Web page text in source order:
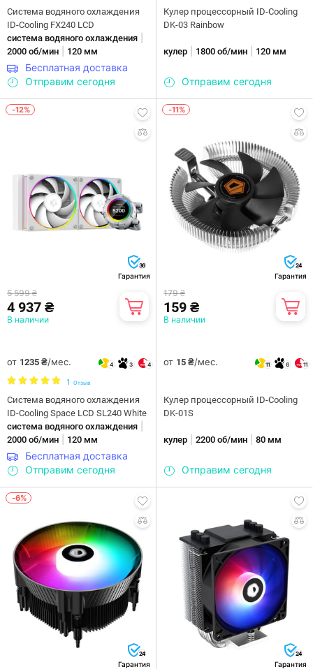
Система водяного охлаждения
ID-Cooling FX240 LCD
система водяного охлаждения
2000 об/мин 120 мм
Бесплатная доставка
Отправим сегодня
Кулер процессорный ID-Cooling
DK-03 Rainbow
кулер 1800 об/мин 120 мм
Отправим сегодня
-12%
36
Гарантия
5 599 ₴
4 937 ₴
В наличии
от 1235 ₴/мес. 4 3 4
1 Отзыв
Система водяного охлаждения
ID-Cooling Space LCD SL240 White
система водяного охлаждения
2000 об/мин 120 мм
Бесплатная доставка
Отправим сегодня
-11%
24
Гарантия
179 ₴
159 ₴
В наличии
от 15 ₴/мес. 11 6 11
Кулер процессорный ID-Cooling
DK-01S
кулер 2200 об/мин 80 мм
Отправим сегодня
-6%
24
Гарантия
24
Гарантия